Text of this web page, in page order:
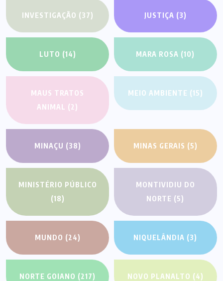
INVESTIGAÇÃO (37) JUSTIÇA (3)
LUTO (14) MARA ROSA (10)
MAUS TRATOS
ANIMAL (2)
MEIO AMBIENTE (15)
MINAÇU (38) MINAS GERAIS (5)
MINISTÉRIO PÚBLICO
(18)
MONTIVIDIU DO
NORTE (5)
MUNDO (24) NIQUELÂNDIA (3)
NORTE GOIANO (217) NOVO PLANALTO (4)